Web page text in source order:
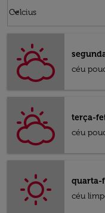
Celcius
keyboard_arrow_down
céu
terça-
céu
quarta-
céu